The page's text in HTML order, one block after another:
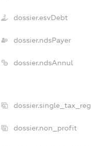
dossier.esvDebt
dossier.ndsPayer
dossier.ndsAnnul
dossier.single_tax_reg
dossier.non_profit